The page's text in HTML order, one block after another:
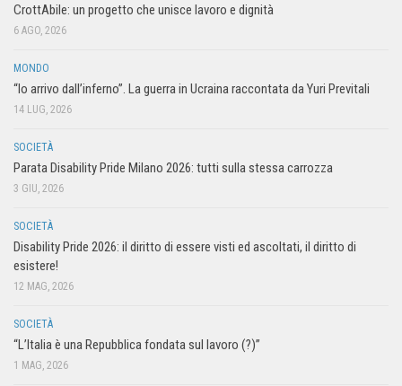
CrottAbile: un progetto che unisce lavoro e dignità
6 AGO, 2026
MONDO
“Io arrivo dall’inferno”. La guerra in Ucraina raccontata da Yuri Previtali
14 LUG, 2026
SOCIETÀ
Parata Disability Pride Milano 2026: tutti sulla stessa carrozza
3 GIU, 2026
SOCIETÀ
Disability Pride 2026: il diritto di essere visti ed ascoltati, il diritto di
esistere!
12 MAG, 2026
SOCIETÀ
“L’Italia è una Repubblica fondata sul lavoro (?)”
1 MAG, 2026